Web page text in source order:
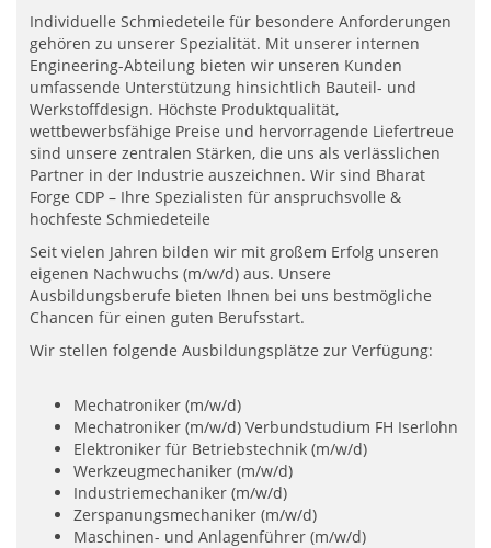
Individuelle Schmiedeteile für besondere Anforderungen
gehören zu unserer Spezialität. Mit unserer internen
Engineering-Abteilung bieten wir unseren Kunden
umfassende Unterstützung hinsichtlich Bauteil- und
Werkstoffdesign. Höchste Produktqualität,
wettbewerbsfähige Preise und hervorragende Liefertreue
sind unsere zentralen Stärken, die uns als verlässlichen
Partner in der Industrie auszeichnen. Wir sind Bharat
Forge CDP – Ihre Spezialisten für anspruchsvolle &
hochfeste Schmiedeteile
Seit vielen Jahren bilden wir mit großem Erfolg unseren
eigenen Nachwuchs (m/w/d) aus. Unsere
Ausbildungsberufe bieten Ihnen bei uns bestmögliche
Chancen für einen guten Berufsstart.
Wir stellen folgende Ausbildungsplätze zur Verfügung:
Mechatroniker (m/w/d)
Mechatroniker (m/w/d) Verbundstudium FH Iserlohn
Elektroniker für Betriebstechnik (m/w/d)
Werkzeugmechaniker (m/w/d)
Industriemechaniker (m/w/d)
Zerspanungsmechaniker (m/w/d)
Maschinen- und Anlagenführer (m/w/d)